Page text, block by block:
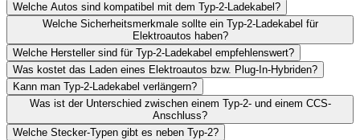
Welche Autos sind kompatibel mit dem Typ-2-Ladekabel?
Welche Sicherheitsmerkmale sollte ein Typ-2-Ladekabel für
Elektroautos haben?
Welche Hersteller sind für Typ-2-Ladekabel empfehlenswert?
Was kostet das Laden eines Elektroautos bzw. Plug-In-Hybriden?
Kann man Typ-2-Ladekabel verlängern?
Was ist der Unterschied zwischen einem Typ-2- und einem CCS-
Anschluss?
Welche Stecker-Typen gibt es neben Typ-2?